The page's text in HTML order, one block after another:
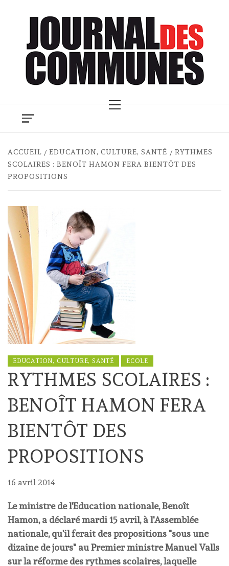
Menu
ACCUEIL EDUCATION, CULTURE, SANTÉ
RYTHMES
SCOLAIRES : BENOÎT HAMON FERA BIENTÔT DES
PROPOSITIONS
EDUCATION, CULTURE, SANTÉ ECOLE
RYTHMES SCOLAIRES :
BENOÎT HAMON FERA
BIENTÔT DES
PROPOSITIONS
16 avril 2014
Le ministre de l'Education nationale, Benoît
Hamon, a déclaré mardi 15 avril, à l'Assemblée
nationale, qu'il ferait des propositions "sous une
dizaine de jours" au Premier ministre Manuel Valls
sur la réforme des rythmes scolaires, laquelle